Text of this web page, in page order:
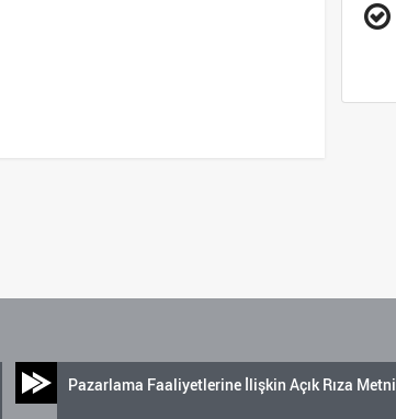
Pazarlama Faaliyetlerine İlişkin Açık Rıza Metni